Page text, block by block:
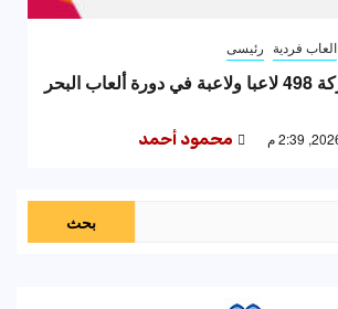
العاب فردية رئيسى
إيطاليا تعلن مشاركة 498 لاعبا ولاعبة في دورة ألعاب البحر
محمود أحمد